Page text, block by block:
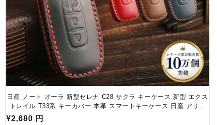
日産 ノート オーラ 新型セレナ C28 サクラ キーケース 新型 エクス
トレイル T33系 キーカバー 本革 スマートキーケース 日産 アリア
新型 キーカバー 2024年 アクセサリー カスタム パーツ 父の日 ギフ
通
¥2,680 円